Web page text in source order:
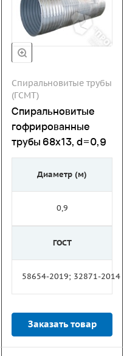
Спиральновитые трубы
(ГСМТ)
Спиральновитые
гофрированные
трубы 68х13, d=0,9
Диаметр (м)
0,9
ГОСТ
58654-2019; 32871-2014
Заказать товар